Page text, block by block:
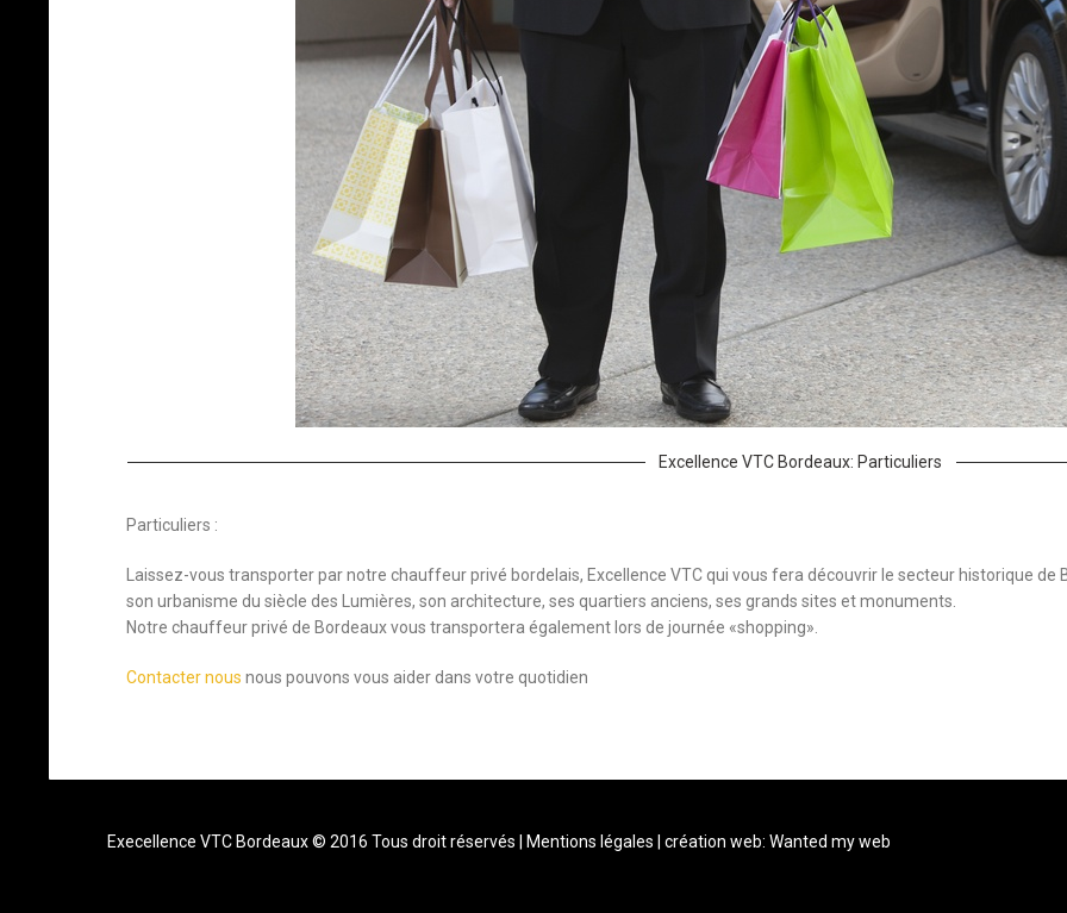
Excellence VTC Bordeaux: Particuliers
Particuliers :
Laissez-vous transporter par notre chauffeur privé bordelais, Excellence VTC qui vous fera découvrir le secteur historique de
son urbanisme du siècle des Lumières, son architecture, ses quartiers anciens, ses grands sites et monuments.
Notre chauffeur privé de Bordeaux vous transportera également lors de journée «shopping».
Contacter nousnous pouvons vous aider dans votre quotidien
Execellence VTC Bordeaux© 2016 Tous droit réservés | Mentions légales | création web:Wanted my web